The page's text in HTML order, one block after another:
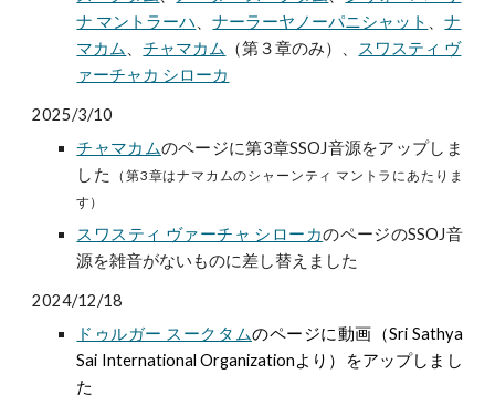
ナ マントラーハ 、ナーラーヤノーパニシャット 、ナ
マカム
、チャマカム （第３章のみ）、 スワスティ ヴ
ァーチャカ シローカ
2025/3/10
チャマカムのページに第3章SSOJ音源をアップしま
した
（第3章はナマカムのシャーンティ マントラにあたりま
す）
スワスティ ヴァーチャ シローカのページのSSOJ音
源を雑音がないものに差し替えました
2024/12/18
ドゥルガー スークタムのページに動画（Sri Sathya
Sai International Organizationより）をアップしまし
た